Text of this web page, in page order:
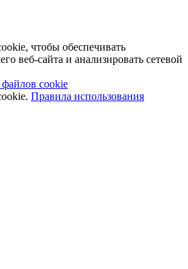
чтобы обеспечивать
веб-сайта и анализировать сетевой
cookie
Правила использования